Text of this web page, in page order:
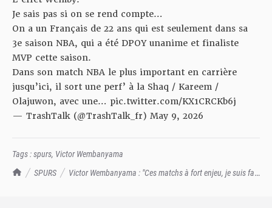
TrashTalk Actu NBA
SPURS
Victor Wembanyama : "Ces matchs à fort enjeu, je suis fait
Je sais pas si on se rend compte…
On a un Français de 22 ans qui est seulement dans sa
3e saison NBA, qui a été DPOY unanime et finaliste
MVP cette saison.
Dans son match NBA le plus important en carrière
jusqu’ici, il sort une perf’ à la Shaq / Kareem /
Olajuwon, avec une… pic.twitter.com/KX1CRCKb6j
— TrashTalk (@TrashTalk_fr) May 9, 2026
Tags :spurs, Victor Wembanyama